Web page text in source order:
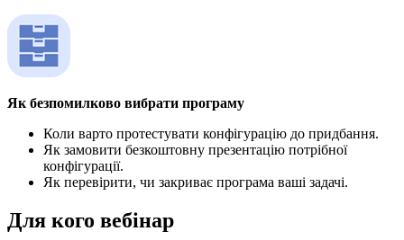
Як безпомилково вибрати програму
Коли варто протестувати конфігурацію до придбання.
Як замовити безкоштовну презентацію потрібної
конфігурації.
Як перевірити, чи закриває програма ваші задачі.
Для кого вебінар